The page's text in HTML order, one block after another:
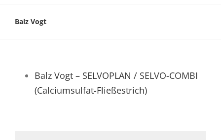
Balz Vogt
Balz Vogt – SELVOPLAN / SELVO-COMBI
(Calciumsulfat-Fließestrich)